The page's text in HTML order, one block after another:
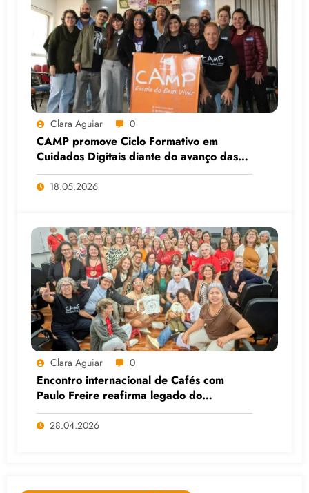
Clara Aguiar 0
CAMP promove Ciclo Formativo em
Cuidados Digitais diante do avanço das
Big Techs e da IA
18.05.2026
Clara Aguiar 0
Encontro internacional de Cafés com
Paulo Freire reafirma legado do
educador popular
28.04.2026